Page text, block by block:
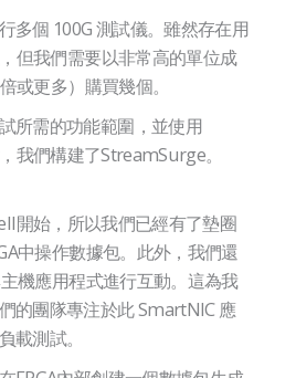
多個 100G 測試儀。雖然存在用
但我們需要以非常高的單位成
或更多）購買幾個。
所需的功能範圍，並使用
我們構建了StreamSurge。
開始，所以我們已經有了墊圈
中操作數據包。此外，我們還
機應用程式進行互動。這為我
的團隊專注於此 SmartNIC 應
載測試。